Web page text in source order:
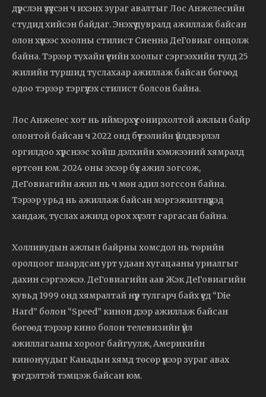
дүрслэн үзүүлсэн ч ихэнх зураг авалтыг Лос Анжелесийн
студид хийсэн байдаг. Энэхүү цувралд ажиллаж байсан
олон хүнээс хоолны стилист Сиенна ДеГовиаг онцолж
байна. Тэрээр тухайн үеийн хоолыг сэргээхийн тулд 25
жилийн туршид туслахаар ажиллаж байсан бөгөөд
одоо тэрээр тэргүүлэх стилист болсон байна.
Лос Анжелес хот нь иймэрхүү сонирхолтой ажлын байр
олонтой байсан ч 2022 онд бүтээлийн үйлдвэрлэл
оргилдоо хүрснээс хойш дэлхийн хэмжээний хямралд
өртсөн юм. 2024 оны эхээр бүх ажил зогсож,
ДеГовиагийн ажил нь ч мөн адил зогссон байна.
Тэрээр урьд нь ажиллаж байсан мэргэжилтнүүдэд
хандаж, туслах ажилд орох хүсэлт гаргасан байна.
Холливудын ажлын байрны хомсдол нь төрийн
оролцоог шаардсан урт удаан хугацааны уриалгыг
дахин сэргээжээ. ДеГовиагийн аав Жэк ДеГовиагийн
хувьд 1999 онд хямралтай нүүр тулгарч байх үед “Die
Hard” болон “Speed” кинон дээр ажиллаж байсан
бөгөөд тэрээр кино болон телевизийн үйл
ажиллагааны хороог байгуулж, Америкийн
кинонуудыг Канадын хямд төсөр үнээр зураг авах
үзэгдэлтэй тэмцэж байсан юм.